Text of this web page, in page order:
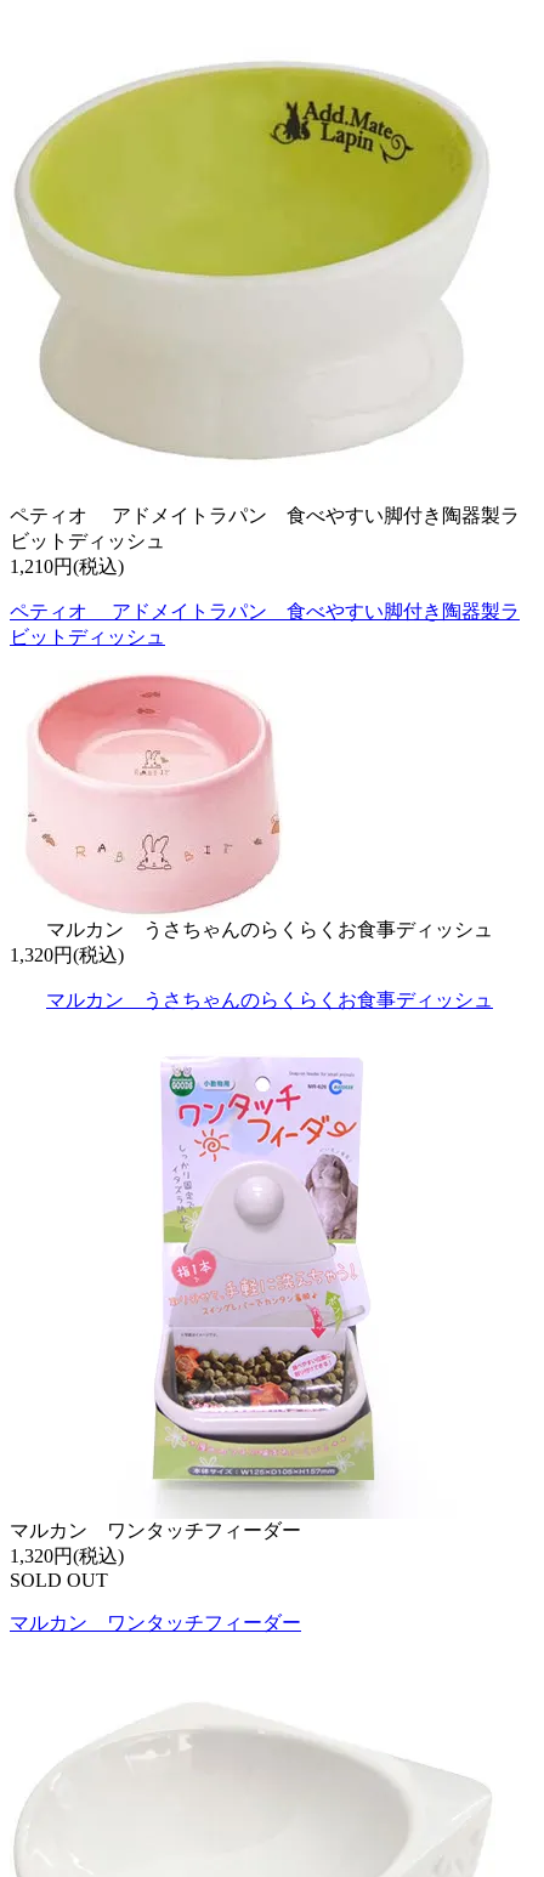
ペティオ アドメイトラパン 食べやすい脚付き陶器製ラ
ビットディッシュ
1,210円(税込)
ペティオ アドメイトラパン 食べやすい脚付き陶器製ラ
ビットディッシュ
マルカン うさちゃんのらくらくお食事ディッシュ
1,320円(税込)
マルカン うさちゃんのらくらくお食事ディッシュ
マルカン ワンタッチフィーダー
1,320円(税込)
SOLD OUT
マルカン ワンタッチフィーダー